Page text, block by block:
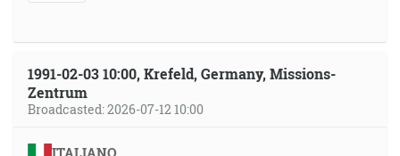
1991-02-03 10:00, Krefeld, Germany, Missions-
Zentrum
Broadcasted: 2026-07-12 10:00
ITALIANO